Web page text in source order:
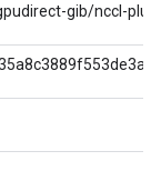
gib/nccl-